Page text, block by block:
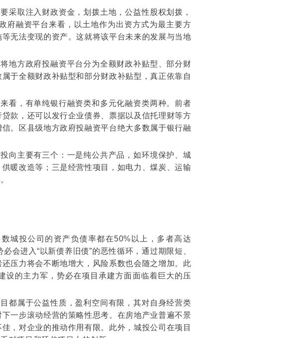
采取注入财政资金，划拨土地，公益性股权划拨，
府融资平台来看，以土地作为出资方式为最主要方
无法变现的资产。这就将该平台未来的发展与当地
地方政府投融资平台分为全额财政补贴型、部分财
于全额财政补贴型和部分财政补贴型，真正依靠自
看，有单纯银行融资类和多元化融资类两种。前者
款，还可以发行企业债券、票据以及信托理财等方
。区县级地方政府投融资平台绝大多数属于银行融
向主要有三个：一是纯公共产品，如环境保护、城
暖改造等；三是经营性项目，如电力、煤炭、运输
城投公司的资产负债率都在50%以上，多者高达
会进入“以新债养旧债”的恶性循环，通过期限短、
压力将会不断地增大，风险系数也会随之增加。此
设的主力军，势必在项目承建方面面临着巨大的压
都属于公益性质，盈利空间有限，其对自身经营类
一步滚动经营的策略性思考。在房地产业普遍不景
，对企业的推动作用有限。此外，城投公司在项目